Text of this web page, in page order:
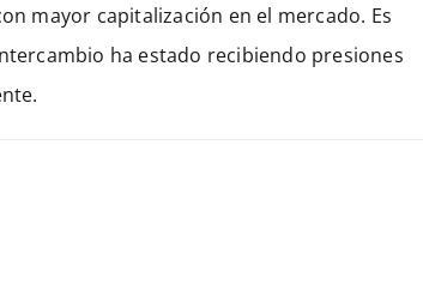
mayor capitalización en el mercado. Es
ha estado recibiendo presiones